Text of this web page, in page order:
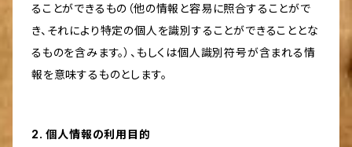
ることができるもの（他の情報と容易に照合することがで
き、それにより特定の個人を識別することができることとな
るものを含みます。）、もしくは個人識別符号が含まれる情
報を意味するものとします。
2. 個人情報の利用目的